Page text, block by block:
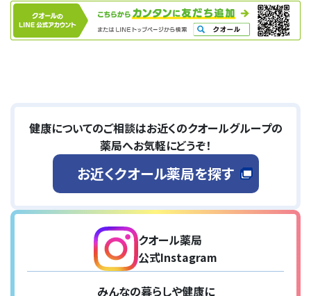
健康についてのご相談はお近くのクオールグループの
薬局へお気軽にどうぞ！
お近くクオール薬局を探す
クオール薬局
公式Instagram
みんなの暮らしや健康に